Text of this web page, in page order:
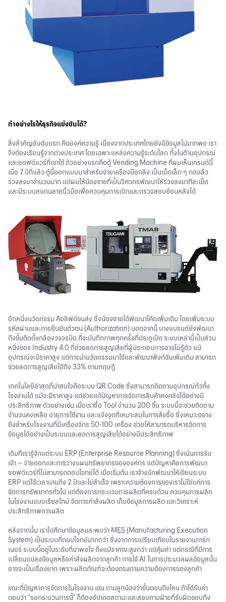
ทำอย่างไรให้ธุรกิจแข่งขันได้?
สิ่งสำคัญอันดับแรก คือองค์ความรู้ เนื่องจากประเทศไทยยังมีข้อมูลไม่มากพอ เรา
จึงต้องเรียนรู้จากต่างประเทศ โดยเฉพาะแหล่งความรู้ระดับโลก ทั้งในด้านอุปกรณ์
และซอฟต์แวร์ที่เขาใช้ ตัวอย่างแรกคือตู้ Vending Machine ที่ผมเห็นเทรนด์นี้
เมื่อ 7 ปีที่แล้ว ตู้นี้ออกแบบมาสำหรับจ่ายเครื่องมือกลึง เป็นเม็ดเล็ก ๆ กดแล้ว
ร่วงลงมาจำนวนมาก แต่ผมให้น้องชายที่เป็นวิศวกรพัฒนาให้ร่วงลงมาทีละเม็ด
และมีระบบสแกนลายนิ้วมือเพื่อควบคุมการเบิกและตรวจสอบย้อนหลังได้
อีกหนึ่งนวัตกรรม คือลิฟต์ขนส่ง ซึ่งน้องชายได้พัฒนาโค้ดเพิ่มเติม โดยเพิ่มระบบ
รหัสผ่านและการยืนยันตัวตน (Authorization) นอกจากนี้ บางแบรนด์ยังพัฒนา
ถึงขั้นติดตั้งกล้องวงจรปิด ที่จะบันทึกภาพทุกครั้งที่ประตูเปิด ระบบเหล่านี้เป็นส่วน
หนึ่งของ Industry 4.0 ที่ช่วยลดการสูญเสียที่ผู้ประกอบการอาจไม่รู้ตัว แม้
อุปกรณ์จะมีราคาสูง แต่การนำนวัตกรรมมาใช้และพัฒนาฟังก์ชันเพิ่มเติม สามารถ
ช่วยลดการสูญเสียได้ถึง 33% ตามทฤษฎี
เทคโนโลยีล่าสุดที่น่าสนใจคือระบบ QR Code ซึ่งสามารถติดตามอุปกรณ์ทั่วทั้ง
โรงงานได้ แม้จะมีราคาสูง แต่ช่วยแก้ปัญหาการจัดการสินค้าคงคลังได้อย่างมี
ประสิทธิภาพ ตัวอย่างเช่น เมื่อเราซื้อ Tool จำนวน 200 ชิ้น ระบบนี้จะช่วยติดตาม
จำนวนคงเหลือ อายุการใช้งาน และแจ้งจุดที่เหมาะสมในการสั่งซื้อ ซึ่งเหมาะอย่าง
ยิ่งสำหรับโรงงานที่มีเครื่องจักร 50-100 เครื่อง ช่วยให้สามารถบริหารจัดการ
ข้อมูลได้อย่างเป็นระบบและลดการสูญเสียได้อย่างมีประสิทธิภาพ
เดิมทีเรารู้จักแต่ระบบ ERP (Enterprise Resource Planning) ซึ่งเน้นการรับ
เข้า – จ่ายออกและการวางแผนทรัพยากรขององค์กร แต่ปัญหาคือการพัฒนา
ซอฟต์แวร์ที่ไม่สามารถตอบโจทย์ได้ เมื่อเริ่มต้น เราจ้างนักพัฒนาให้เขียนระบบ
ERP แต่ใช้เวลานานถึง 2 ปีและไม่สำเร็จ เพราะความต้องการของเราไม่ใช่แค่การ
จัดการทรัพยากรทั่วไป แต่ต้องการกระบวนการผลิตที่ครบถ้วน ควบคุมการผลิต
ในโรงงานแบบเรียลไทม์ จัดการคำสั่งผลิต เก็บข้อมูลการผลิต และวิเคราะห์
ประสิทธิภาพการผลิต
หลังจากนั้น เราไปศึกษาข้อมูลและพบว่า MES (Manufacturing Execution
System) เป็นระบบที่ตอบโจทย์มากกว่า ซึ่งจากการเปรียบเทียบในรายงานการ์ท
เนอร์ ระบบนี้อยู่ในระดับที่น่าพอใจ ถึงแม้ราคาจะสูงกว่า แต่คุ้มค่า แต่กรณีที่มีการ
เปลี่ยนแปลงข้อมูลหรือคำสั่งผลิตจากลูกค้า การใช้ AI ในการประมวลผลข้อมูลนั้น
อาจจะเป็นเรื่องยาก เพราะผลิตภัณฑ์จะต้องตรงตามความต้องการของลูกค้า
ขณะที่ปัญหาการจัดการในโรงงาน เช่น ถามลูกน้องว่าขั้นตอนถึงไหน ถ้าได้รับคำ
ตอบว่า "รอกระบวนการนี้" ก็ต้องอัปเดตสถานะและสอบถามฝ่ายที่รับผิดชอบถึง